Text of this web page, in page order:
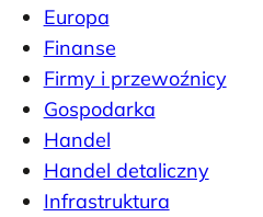
Europa
Finanse
Firmy i przewoźnicy
Gospodarka
Handel
Handel detaliczny
Infrastruktura